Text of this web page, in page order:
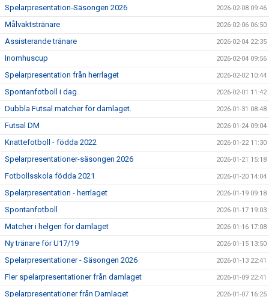
Spelarpresentation-Säsongen 2026 2026-02-08 09:46
Målvaktstränare 2026-02-06 06:50
Assisterande tränare 2026-02-04 22:35
Inomhuscup 2026-02-04 09:56
Spelarpresentation från herrlaget 2026-02-02 10:44
Spontanfotboll i dag. 2026-02-01 11:42
Dubbla Futsal matcher för damlaget. 2026-01-31 08:48
Futsal DM 2026-01-24 09:04
Knattefotboll - födda 2022 2026-01-22 11:30
Spelarpresentationer-säsongen 2026 2026-01-21 15:18
Fotbollsskola födda 2021 2026-01-20 14:04
Spelarpresentation - herrlaget 2026-01-19 09:18
Spontanfotboll 2026-01-17 19:03
Matcher i helgen för damlaget 2026-01-16 17:08
Ny tränare för U17/19 2026-01-15 13:50
Spelarpresentationer - Säsongen 2026 2026-01-13 22:41
Fler spelarpresentationer från damlaget 2026-01-09 22:41
Spelarpresentationer från Damlaget 2026-01-07 16:25